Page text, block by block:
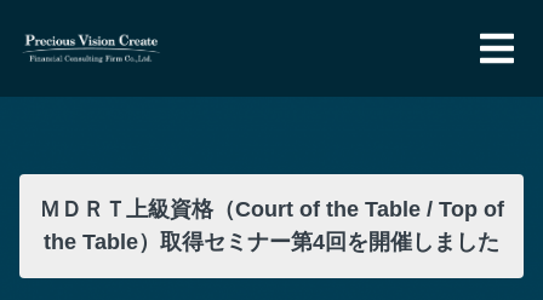
ＭＤＲＴ上級資格（Court of the Table / Top of
the Table）取得セミナー第4回を開催しました